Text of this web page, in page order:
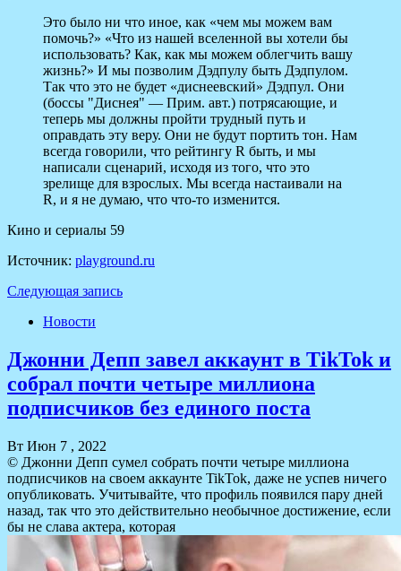
Это было ни что иное, как «чем мы можем вам
помочь?» «Что из нашей вселенной вы хотели бы
использовать? Как, как мы можем облегчить вашу
жизнь?» И мы позволим Дэдпулу быть Дэдпулом.
Так что это не будет «диснеевский» Дэдпул. Они
(боссы "Диснея" — Прим. авт.) потрясающие, и
теперь мы должны пройти трудный путь и
оправдать эту веру. Они не будут портить тон. Нам
всегда говорили, что рейтингу R быть, и мы
написали сценарий, исходя из того, что это
зрелище для взрослых. Мы всегда настаивали на
R, и я не думаю, что что-то изменится.
Кино и сериалы 59
Источник: playground.ru
Следующая запись
Новости
Джонни Депп завел аккаунт в TikTok и
собрал почти четыре миллиона
подписчиков без единого поста
Вт Июн 7 , 2022
© Джонни Депп сумел собрать почти четыре миллиона
подписчиков на своем аккаунте TikTok, даже не успев ничего
опубликовать. Учитывайте, что профиль появился пару дней
назад, так что это действительно необычное достижение, если
бы не слава актера, которая